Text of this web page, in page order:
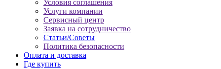
Условия соглашения
Услуги компании
Сервисный центр
Заявка на сотрудничество
Статьи/Советы
Политика безопасности
Оплата и доставка
Где купить